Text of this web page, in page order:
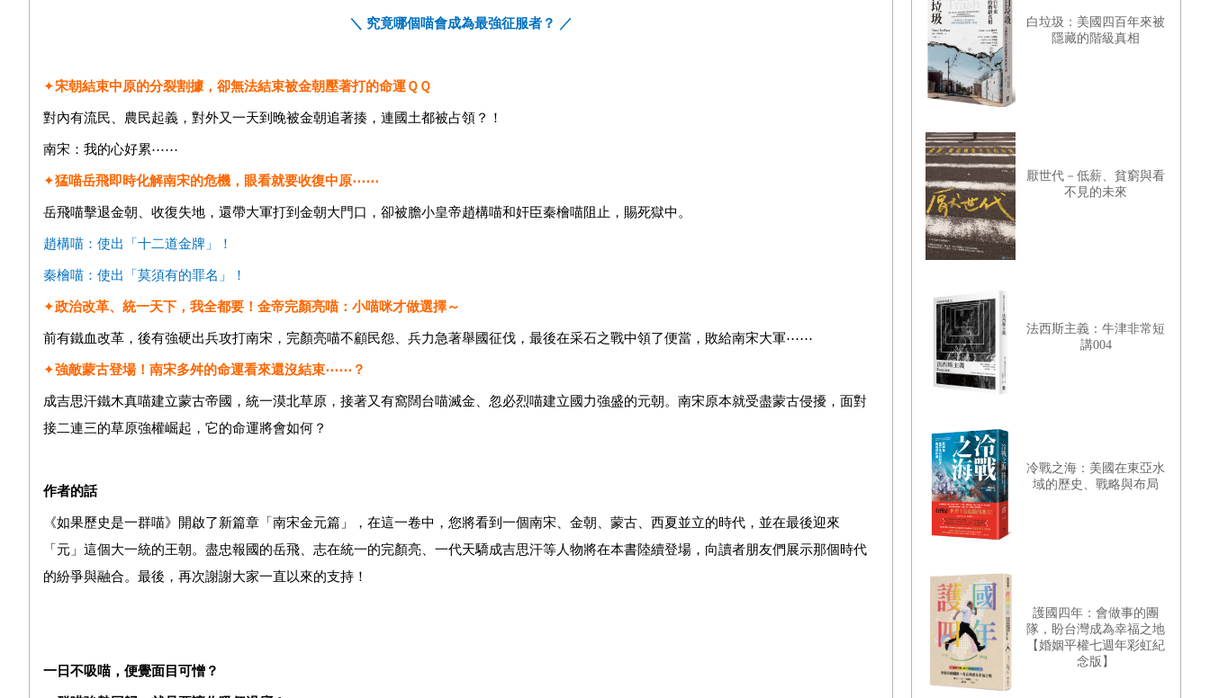
＼ 究竟哪個喵會成為最強征服者？ ／
✦宋朝結束中原的分裂割據，卻無法結束被金朝壓著打的命運ＱＱ
對內有流民、農民起義，對外又一天到晚被金朝追著揍，連國土都被占領？！
南宋：我的心好累⋯⋯
✦猛喵岳飛即時化解南宋的危機，眼看就要收復中原⋯⋯
岳飛喵擊退金朝、收復失地，還帶大軍打到金朝大門口，卻被膽小皇帝趙構喵和奸臣秦檜喵阻止，賜死獄中。
趙構喵：使出「十二道金牌」！
秦檜喵：使出「莫須有的罪名」！
✦政治改革、統一天下，我全都要！金帝完顏亮喵：小喵咪才做選擇～
前有鐵血改革，後有強硬出兵攻打南宋，完顏亮喵不顧民怨、兵力急著舉國征伐，最後在采石之戰中領了便當，敗給南宋大軍⋯⋯
✦強敵蒙古登場！南宋多舛的命運看來還沒結束⋯⋯？
成吉思汗鐵木真喵建立蒙古帝國，統一漠北草原，接著又有窩闊台喵滅金、忽必烈喵建立國力強盛的元朝。南宋原本就受盡蒙古侵擾，面對
接二連三的草原強權崛起，它的命運將會如何？
作者的話
《如果歷史是一群喵》開啟了新篇章「南宋金元篇」，在這一卷中，您將看到一個南宋、金朝、蒙古、西夏並立的時代，並在最後迎來
「元」這個大一統的王朝。盡忠報國的岳飛、志在統一的完顏亮、一代天驕成吉思汗等人物將在本書陸續登場，向讀者朋友們展示那個時代
的紛爭與融合。最後，再次謝謝大家一直以來的支持！
一日不吸喵，便覺面目可憎？
白垃圾：美國四百年來被
隱藏的階級真相
厭世代－低薪、貧窮與看
不見的未來
法西斯主義：牛津非常短
講004
冷戰之海：美國在東亞水
域的歷史、戰略與布局
護國四年：會做事的團
隊，盼台灣成為幸福之地
【婚姻平權七週年彩虹紀
念版】